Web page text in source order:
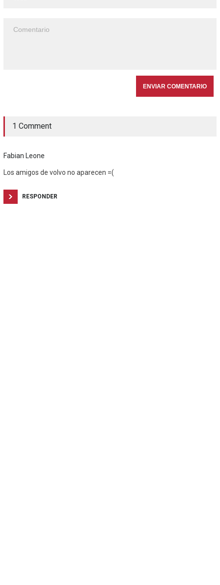
1 Comment
Fabian Leone
Los amigos de volvo no aparecen =(
RESPONDER